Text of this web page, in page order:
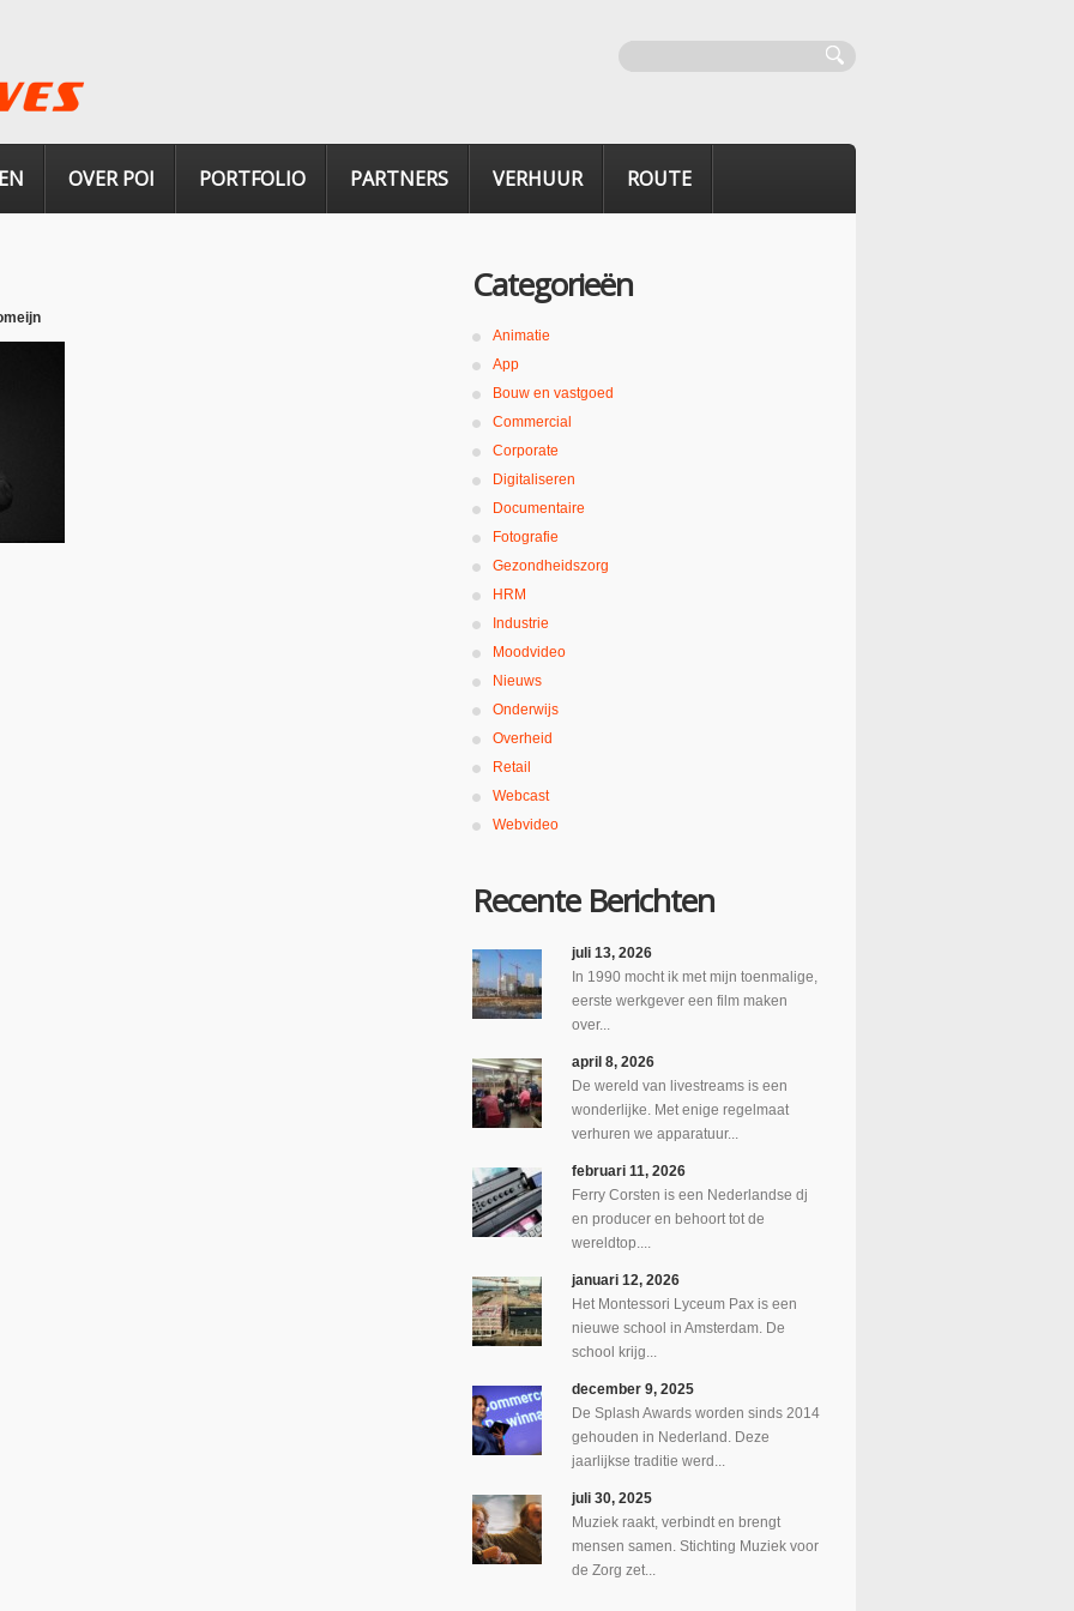
OVER POI PORTFOLIO PARTNERS VERHUUR ROUTE
Categorieën
Animatie
App
Bouw en vastgoed
Commercial
Corporate
Digitaliseren
Documentaire
Fotografie
Gezondheidszorg
HRM
Industrie
Moodvideo
Nieuws
Onderwijs
Overheid
Retail
Webcast
Webvideo
Recente Berichten
juli 13, 2026
In 1990 mocht ik met mijn toenmalige,
eerste werkgever een film maken
over...
april 8, 2026
De wereld van livestreams is een
wonderlijke. Met enige regelmaat
verhuren we apparatuur...
februari 11, 2026
Ferry Corsten is een Nederlandse dj
en producer en behoort tot de
wereldtop....
januari 12, 2026
Het Montessori Lyceum Pax is een
nieuwe school in Amsterdam. De
school krijg...
december 9, 2025
De Splash Awards worden sinds 2014
gehouden in Nederland. Deze
jaarlijkse traditie werd...
juli 30, 2025
Muziek raakt, verbindt en brengt
mensen samen. Stichting Muziek voor
de Zorg zet...